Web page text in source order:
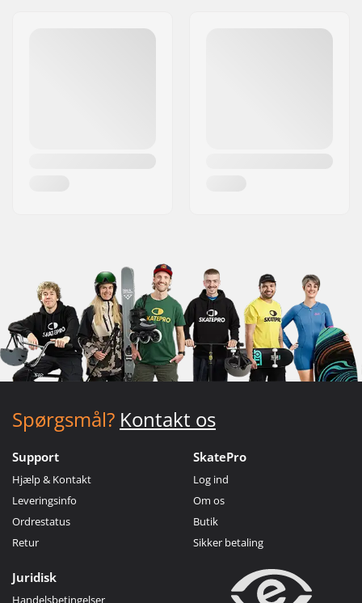
Spørgsmål? Kontakt os
Support
Hjælp & Kontakt
Leveringsinfo
Ordrestatus
Retur
SkatePro
Log ind
Om os
Butik
Sikker betaling
Juridisk